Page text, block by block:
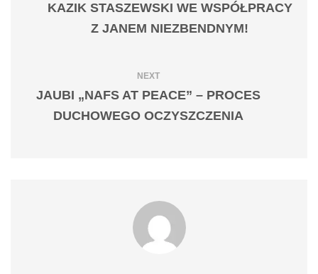
KAZIK STASZEWSKI WE WSPÓŁPRACY
Z JANEM NIEZBENDNYM!
NEXT
JAUBI „NAFS AT PEACE” – PROCES
DUCHOWEGO OCZYSZCZENIA